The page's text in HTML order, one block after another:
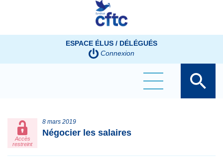
ESPACE ÉLUS / DÉLÉGUÉS
Connexion
Accès
restreint
8 mars 2019
Négocier les salaires
Panneau de gestion des cookies